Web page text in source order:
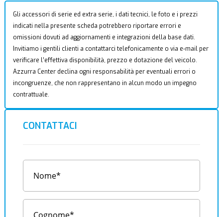
Gli accessori di serie ed extra serie, i dati tecnici, le foto e i prezzi
indicati nella presente scheda potrebbero riportare errori e
omissioni dovuti ad aggiornamenti e integrazioni della base dati.
Invitiamo i gentili clienti a contattarci telefonicamente o via e-mail per
verificare l’effettiva disponibilità, prezzo e dotazione del veicolo.
Azzurra Center declina ogni responsabilità per eventuali errori o
incongruenze, che non rappresentano in alcun modo un impegno
contrattuale.
CONTATTACI